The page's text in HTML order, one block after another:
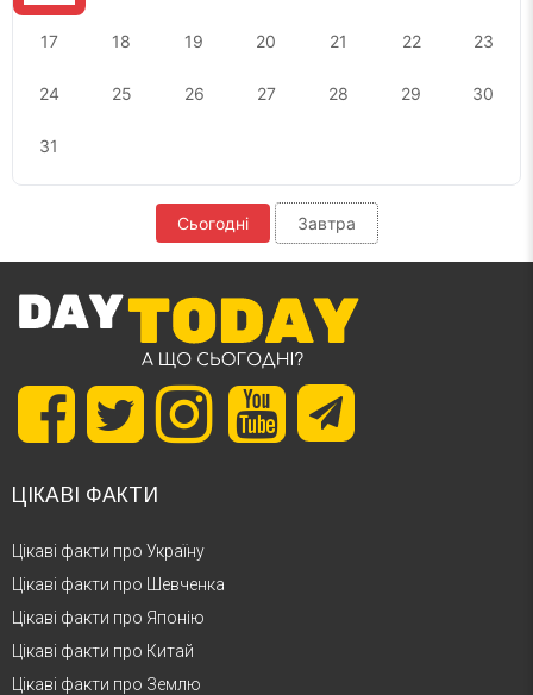
17 18 19 20 21 22 23
24 25 26 27 28 29 30
31
Сьогодні Завтра
ЦІКАВІ ФАКТИ
Цікаві факти про Україну
Цікаві факти про Шевченка
Цікаві факти про Японію
Цікаві факти про Китай
Цікаві факти про Землю